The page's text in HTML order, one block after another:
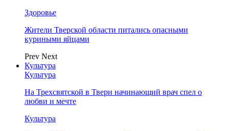
Здоровье
Жители Тверской области питались опасными
куриными яйцами
Prev Next
Культура
Культура
На Трехсвятской в Твери начинающий врач спел о
любви и мечте
Культура